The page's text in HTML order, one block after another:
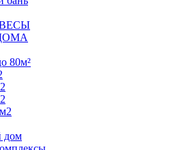
80м²
дом